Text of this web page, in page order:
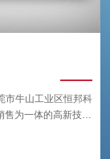
市牛山工业区恒邦科
为一体的高新技术